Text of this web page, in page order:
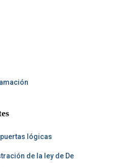
lógicas
de la ley de De